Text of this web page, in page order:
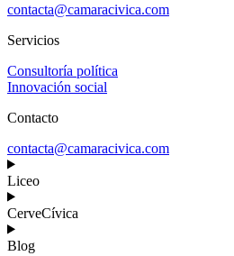
contacta@camaracivica.com
Servicios
Consultoría política
Innovación social
Contacto
contacta@camaracivica.com
Liceo
CerveCívica
Blog